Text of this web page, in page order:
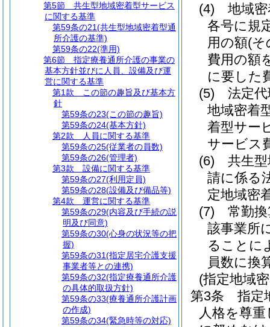
(4)
地域
各号に規
用の額(そ
費用の額
に要した
(5)
法定
地域密着
着型サー
サービス
(6)
共生
請に係る
定地域密
(7)
常勤
該事業所
ることに
員数に換
(指定地域
第3条
指定
人格を尊
第5節
共生型地域密着型サービス
に関する基準
第59条の21(共生型地域密着型通
所介護の基準)
第59条の22(準用)
第6節
指定療養通所介護の事業の
基本方針並びに人員、設備及び運
営に関する基準
第1款
この節の趣旨及び基本方
針
第59条の23(この節の趣旨)
第59条の24(基本方針)
第2款
人員に関する基準
第59条の25(従業者の員数)
第59条の26(管理者)
第3款
設備に関する基準
第59条の27(利用定員)
第59条の28(設備及び備品等)
第4款
運営に関する基準
第59条の29(内容及び手続の説
明及び同意)
第59条の30(心身の状況等の把
握)
第59条の31(指定居宅介護支援
事業者等との連携)
第59条の32(指定療養通所介護
の具体的取扱方針)
第59条の33(療養通所介護計画
の作成)
第59条の34(緊急時等の対応)